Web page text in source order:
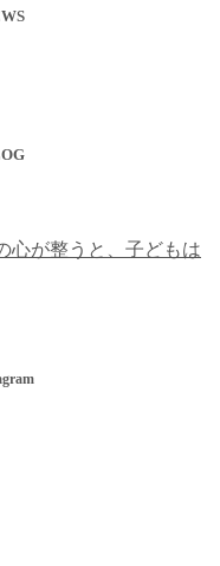
心が整うと、子どもは